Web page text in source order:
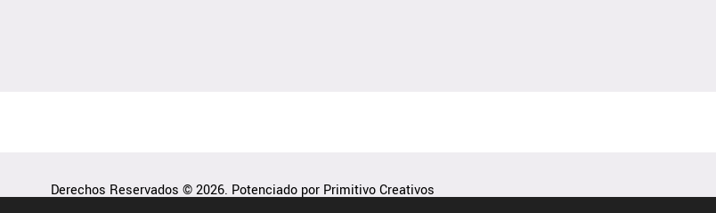
Derechos Reservados © 2026. Potenciado por Primitivo Creativos